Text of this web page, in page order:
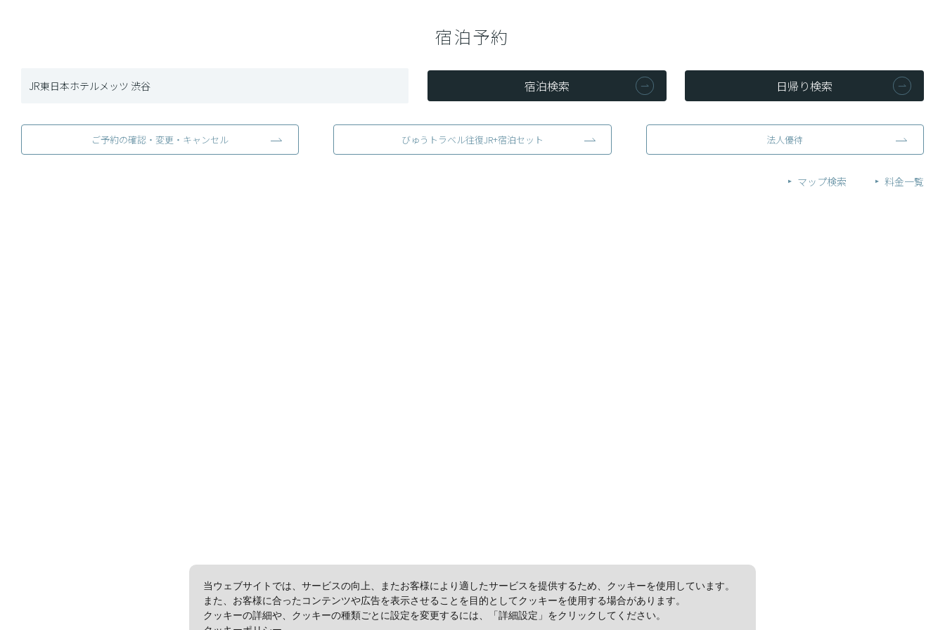
宿泊予約
JR東日本ホテルメッツ 渋谷 宿泊検索 日帰り検索
ご予約の確認・変更・キャンセル びゅうトラベル往復JR+宿泊セット 法人優待
マップ検索 料金一覧
当ウェブサイトでは、サービスの向上、またお客様により適したサービスを提供するため、クッキーを使用しています。
また、お客様に合ったコンテンツや広告を表示させることを目的としてクッキーを使用する場合があります。
クッキーの詳細や、クッキーの種類ごとに設定を変更するには、「詳細設定」をクリックしてください。